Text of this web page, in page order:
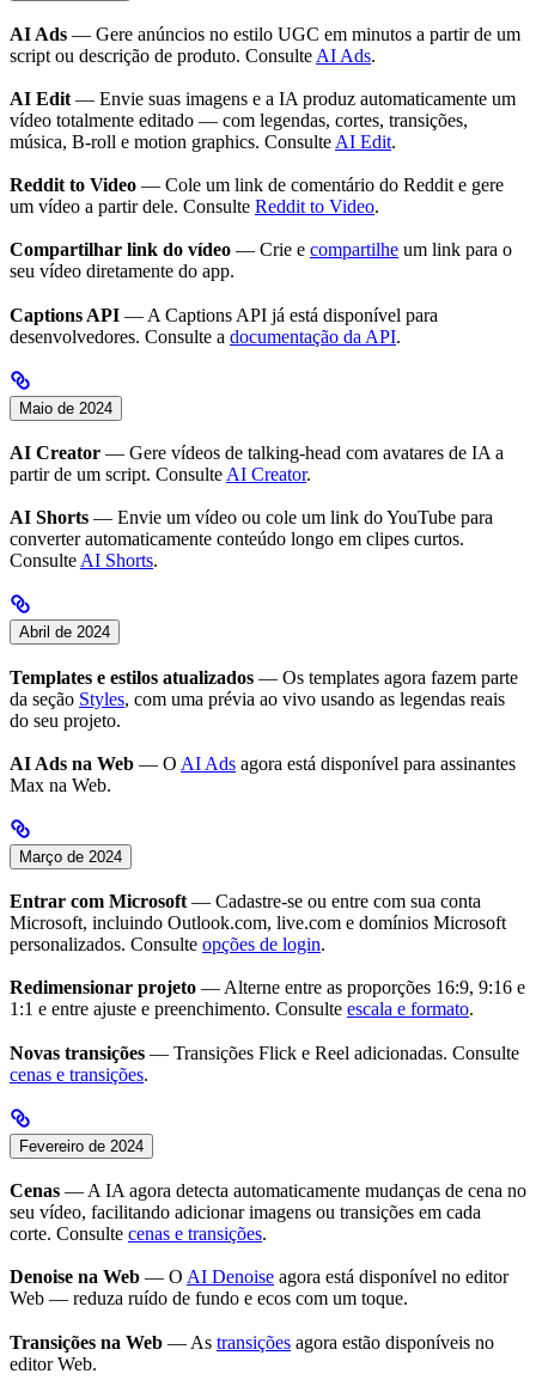
AI Ads — Gere anúncios no estilo UGC em minutos a partir de um
script ou descrição de produto. Consulte AI Ads.
AI Edit — Envie suas imagens e a IA produz automaticamente um
vídeo totalmente editado — com legendas, cortes, transições,
música, B-roll e motion graphics. Consulte AI Edit.
Reddit to Video — Cole um link de comentário do Reddit e gere
um vídeo a partir dele. Consulte Reddit to Video.
Compartilhar link do vídeo — Crie e compartilhe um link para o
seu vídeo diretamente do app.
Captions API — A Captions API já está disponível para
desenvolvedores. Consulte a documentação da API.
Maio de 2024
AI Creator — Gere vídeos de talking-head com avatares de IA a
partir de um script. Consulte AI Creator.
AI Shorts — Envie um vídeo ou cole um link do YouTube para
converter automaticamente conteúdo longo em clipes curtos.
Consulte AI Shorts.
Abril de 2024
Templates e estilos atualizados — Os templates agora fazem parte
da seção Styles, com uma prévia ao vivo usando as legendas reais
do seu projeto.
AI Ads na Web — O AI Ads agora está disponível para assinantes
Max na Web.
Março de 2024
Entrar com Microsoft — Cadastre-se ou entre com sua conta
Microsoft, incluindo Outlook.com, live.com e domínios Microsoft
personalizados. Consulte opções de login.
Redimensionar projeto — Alterne entre as proporções 16:9, 9:16 e
1:1 e entre ajuste e preenchimento. Consulte escala e formato.
Novas transições — Transições Flick e Reel adicionadas. Consulte
cenas e transições.
Fevereiro de 2024
Cenas — A IA agora detecta automaticamente mudanças de cena no
seu vídeo, facilitando adicionar imagens ou transições em cada
corte. Consulte cenas e transições.
Denoise na Web — O AI Denoise agora está disponível no editor
Web — reduza ruído de fundo e ecos com um toque.
Transições na Web — As transições agora estão disponíveis no
editor Web.